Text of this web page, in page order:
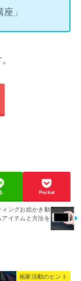
」
Pocket
ィングお絵かき動
アイテムと方法を
画家活動のヒント